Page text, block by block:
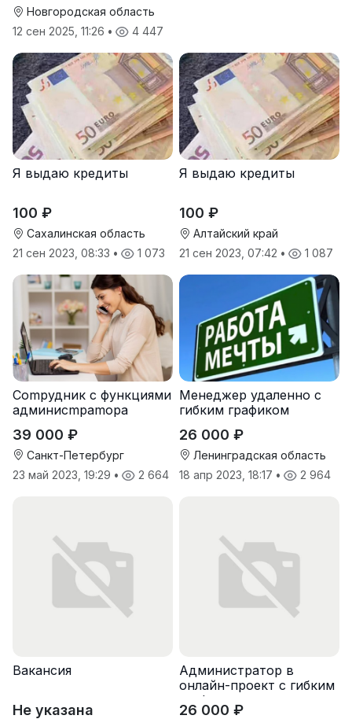
Новгородская область
12 сен 2025, 11:26 • 4 447
Я выдаю кредиты
100 ₽
Сахалинская область
21 сен 2023, 08:33 • 1 073
Я выдаю кредиты
100 ₽
Алтайский край
21 сен 2023, 07:42 • 1 087
Cоmpудник с функциями
админисmраmоpа
39 000 ₽
Санкт-Петербург
23 май 2023, 19:29 • 2 664
Менеджер удаленно с
гибким графиком
26 000 ₽
Ленинградская область
18 апр 2023, 18:17 • 2 964
Вакансия
Не указана
Администратор в
онлайн-проект с гибким
графиком
26 000 ₽